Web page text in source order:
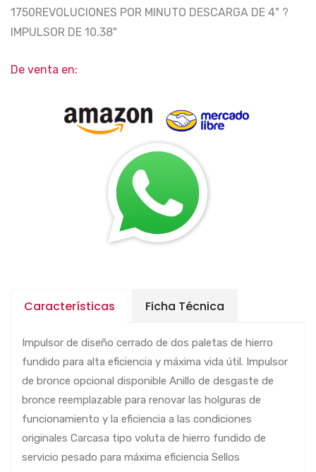
1750REVOLUCIONES POR MINUTO DESCARGA DE 4" ?
IMPULSOR DE 10.38"
De venta en:
Características Ficha Técnica
Impulsor de diseño cerrado de dos paletas de hierro
fundido para alta eficiencia y máxima vida útil. Impulsor
de bronce opcional disponible Anillo de desgaste de
bronce reemplazable para renovar las holguras de
funcionamiento y la eficiencia a las condiciones
originales Carcasa tipo voluta de hierro fundido de
servicio pesado para máxima eficiencia Sellos